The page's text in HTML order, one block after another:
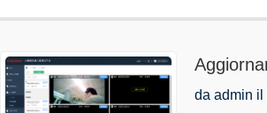
Little
da admin il